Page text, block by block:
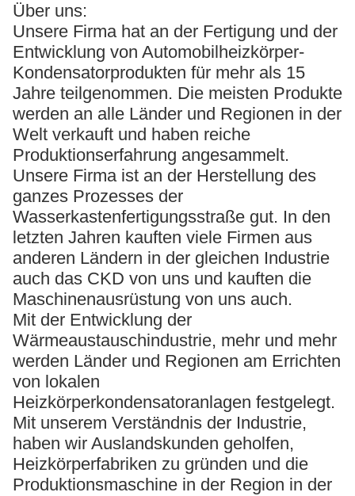
Über uns:
Unsere Firma hat an der Fertigung und der
Entwicklung von Automobilheizkörper-
Kondensatorprodukten für mehr als 15
Jahre teilgenommen. Die meisten Produkte
werden an alle Länder und Regionen in der
Welt verkauft und haben reiche
Produktionserfahrung angesammelt.
Unsere Firma ist an der Herstellung des
ganzes Prozesses der
Wasserkastenfertigungsstraße gut. In den
letzten Jahren kauften viele Firmen aus
anderen Ländern in der gleichen Industrie
auch das CKD von uns und kauften die
Maschinenausrüstung von uns auch.
Mit der Entwicklung der
Wärmeaustauschindustrie, mehr und mehr
werden Länder und Regionen am Errichten
von lokalen
Heizkörperkondensatoranlagen festgelegt.
Mit unserem Verständnis der Industrie,
haben wir Auslandskunden geholfen,
Heizkörperfabriken zu gründen und die
Produktionsmaschine in der Region in der